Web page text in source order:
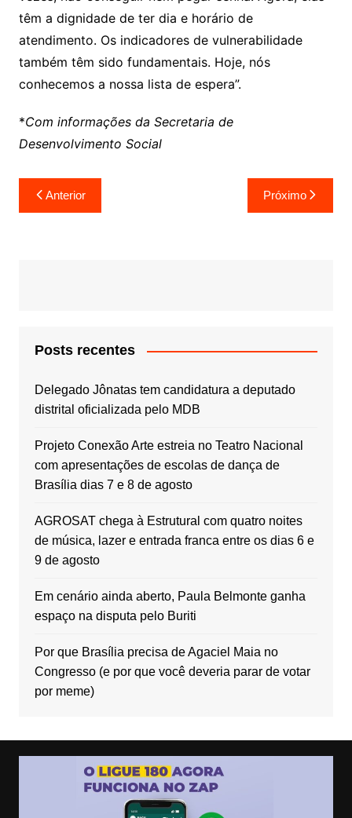
têm a dignidade de ter dia e horário de
atendimento. Os indicadores de vulnerabilidade
também têm sido fundamentais. Hoje, nós
conhecemos a nossa lista de espera”.
*Com informações da Secretaria de
Desenvolvimento Social
Navegação
de
Anterior Próximo
Posts recentes
Delegado Jônatas tem candidatura a deputado
distrital oficializada pelo MDB
Projeto Conexão Arte estreia no Teatro Nacional
com apresentações de escolas de dança de
Brasília dias 7 e 8 de agosto
AGROSAT chega à Estrutural com quatro noites
de música, lazer e entrada franca entre os dias 6 e
9 de agosto
Em cenário ainda aberto, Paula Belmonte ganha
espaço na disputa pelo Buriti
Por que Brasília precisa de Agaciel Maia no
Congresso (e por que você deveria parar de votar
por meme)